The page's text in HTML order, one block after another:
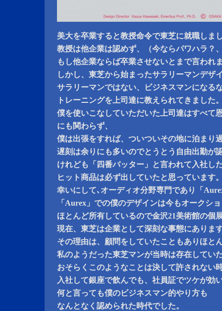
美大を卒業すると教授命令で東芝に就職しま
教授は他企業は認めず、（今ならパワハラ？
もし他企業ならば卒業させないとまで言われ
しかし、東芝から始まったサラリーマンデザ
サラリーマンではない、ビジネスマンになる
トレーニングを上司達に教えられてきました
僕を使いこなしていただいた上司達はすべて
にも関わらず、
僕は出張をすれば、ついついその地に泊まり
遅刻は余りにも多いのでとうとう自由出勤が
けれども「四番バッター」と言われて入社し
ヒット商品は必ず出していたと思っています
幸いにして､オーディオ分野専門であり「
「Aurex」での僕のデザインは今もオークシ
ほとんど所有しているので金沢21美術館の個
現在、東芝は企業として深刻な事態にありま
その理由は、顧問をしていたこともありほと
私のようだった東芝マンが当時は存在してい
おそらくこのようなことは決して許されない
入社して銀座で飲んでも、社員証でツケが効
何と言っても僕のビジネスマン的やり方も
なんとなく認められた時代でした。